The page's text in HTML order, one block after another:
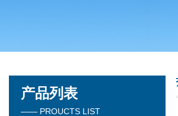
天津琛航科苑科技发展有限公司
产品列表
—— PROUCTS LIST